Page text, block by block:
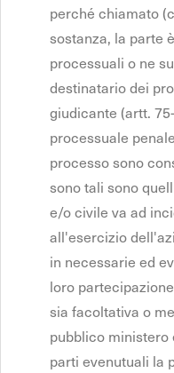
perché chiamato
sostanza, la parte
processuali o ne
destinatario dei
giudicante (artt.
processuale
processo sono
sono tali sono
e/o civile va ad
all'esercizio
in necessarie ed
loro
sia facoltativa o
pubblico
parti evenutuali la